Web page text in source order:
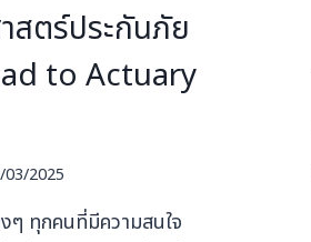
ตร์ประกันภัย
to Actuary
03/2025
ๆ ทุกคนที่มีความสนใจ